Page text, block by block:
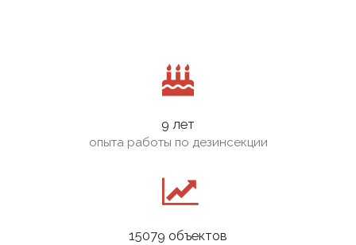
9 лет
опыта работы по дезинсекции
15079 объектов